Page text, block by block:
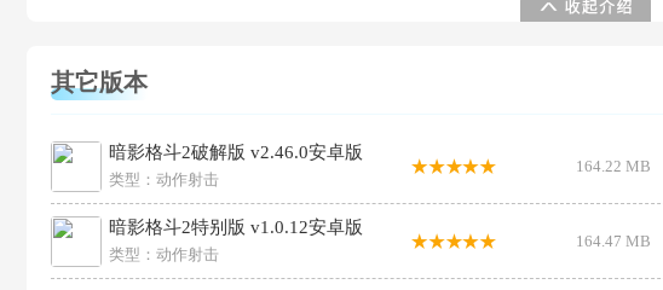
其它版本
暗影格斗2破解版 v2.46.0安卓版
类型： 动作射击
164.22 MB
暗影格斗2特别版 v1.0.12安卓版
类型： 动作射击
164.47 MB